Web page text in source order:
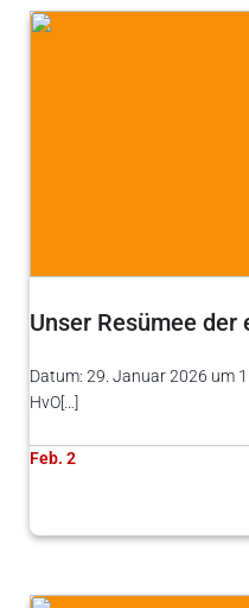
Unser Resümee der
Datum: 29. Januar 2026 um
HvO[…]
Feb. 2